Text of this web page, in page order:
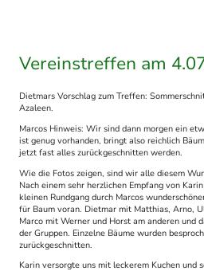
Vereinstreffen am
Dietmars Vorschlag zum Treffen:
Azaleen.
Marcos Hinweis: Wir sind dann morgen ein
ist genug vorhanden, bringt also reichlich
jetzt fast alles zurückgeschnitten werden.
Wie die Fotos zeigen, sind wir alle diesem
Nach einem sehr herzlichen Empfang von
kleinen Rundgang durch Marcos
für Baum voran. Dietmar mit Matthias, Arno,
Marco mit Werner und Horst am anderen und
der Gruppen. Einzelne Bäume wurden
zurückgeschnitten.
Karin versorgte uns mit leckerem Kuchen und